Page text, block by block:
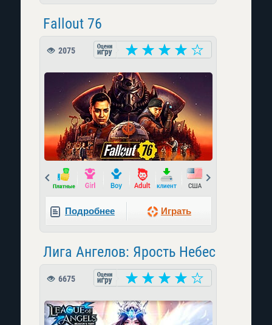
Fallout 76
2075
Prev
Подробнее Играть
Лига Ангелов: Ярость Небес
6675